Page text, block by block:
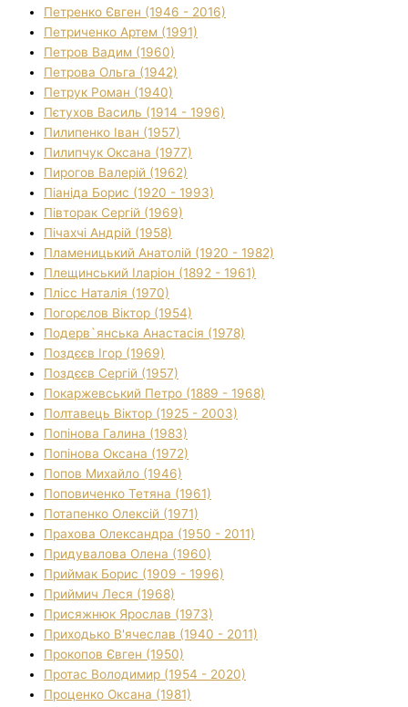
Петренко Євген (1946 - 2016)
Петриченко Артем (1991)
Петров Вадим (1960)
Петрова Ольга (1942)
Петрук Роман (1940)
Пєтухов Василь (1914 - 1996)
Пилипенко Іван (1957)
Пилипчук Оксана (1977)
Пирогов Валерій (1962)
Піаніда Борис (1920 - 1993)
Півторак Сергій (1969)
Пічахчі Андрій (1958)
Пламеницький Анатолій (1920 - 1982)
Плещинський Іларіон (1892 - 1961)
Плісс Наталія (1970)
Погорєлов Віктор (1954)
Подерв`янська Анастасія (1978)
Поздєєв Ігор (1969)
Поздєєв Сергій (1957)
Покаржевський Петро (1889 - 1968)
Полтавець Віктор (1925 - 2003)
Попінова Галина (1983)
Попінова Оксана (1972)
Попов Михайло (1946)
Поповиченко Тетяна (1961)
Потапенко Олексій (1971)
Прахова Олександра (1950 - 2011)
Придувалова Олена (1960)
Приймак Борис (1909 - 1996)
Приймич Леся (1968)
Присяжнюк Ярослав (1973)
Приходько В'ячеслав (1940 - 2011)
Прокопов Євген (1950)
Протас Володимир (1954 - 2020)
Проценко Оксана (1981)